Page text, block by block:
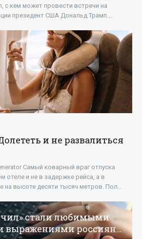
с кем может провести встречи на
президент США Дональд Трамп.
и не развалиться
Самый коварный враг отпуска
отеле и не в задержке рейса, а в
на высоте десяти тысяч метров. Полет
стали любимыми
выражениями россиян -